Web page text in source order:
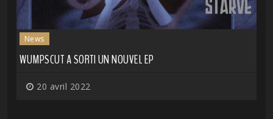
News
WUMPSCUT A SORTI UN NOUVEL EP
20 avril 2022